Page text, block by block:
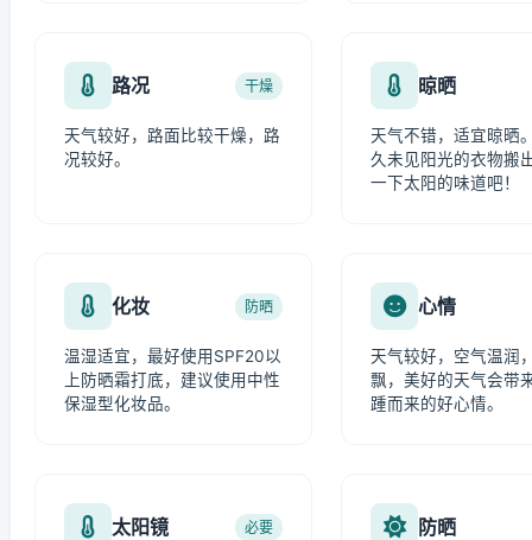
路况 干燥
天气较好，路面比较干燥，路
况较好。
晾晒
天气不错，适宜晾晒
久未见阳光的衣物搬
一下太阳的味道吧！
化妆 防晒
温湿适宜，最好使用SPF20以
上防晒霜打底，建议使用中性
保湿型化妆品。
心情
天气较好，空气温润
飘，美好的天气会带
踵而来的好心情。
太阳镜 必要 防晒